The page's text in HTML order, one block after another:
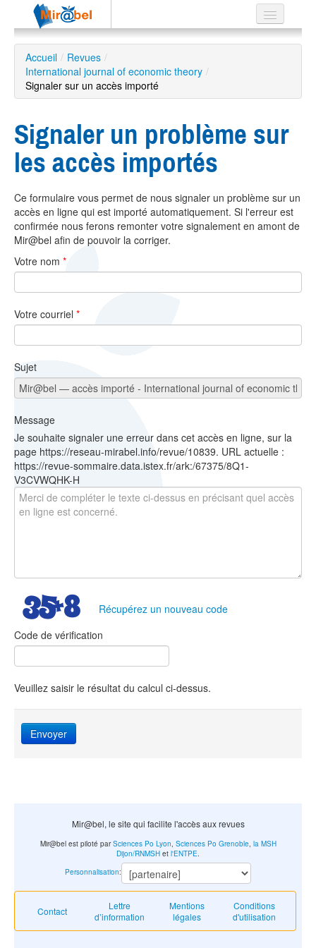
Le réseau
Soutien
Listes
Recherche
EN
ES
Accueil / Revues /
International journal of economic theory /
Signaler sur un accès importé
Signaler un problème sur
les accès importés
Ce formulaire vous permet de nous signaler un problème sur un
accès en ligne qui est importé automatiquement. Si l'erreur est
confirmée nous ferons remonter votre signalement en amont de
Mir@bel afin de pouvoir la corriger.
Votre nom *
Votre courriel *
Sujet
Message
Je souhaite signaler une erreur dans cet accès en ligne, sur la
page https://reseau-mirabel.info/revue/10839. URL actuelle :
https://revue-sommaire.data.istex.fr/ark:/67375/8Q1-
V3CVWQHK-H
Récupérez un nouveau code
Code de vérification
Veuillez saisir le résultat du calcul ci-dessus.
Envoyer
Mir@bel, le site qui facilite l'accès aux revues
Contact
Lettre
d’information
Mentions
légales
Conditions
d'utilisation
Mir@bel est piloté parSciences Po Lyon Sciences Po Grenoble, la MSH
Dijon/RNMSH et l'ENTPE
Personnalisation: